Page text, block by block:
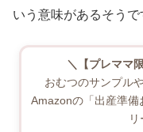
いう意味があるそうで
＼【プレママ
おむつのサンプル
Amazonの「出産準備